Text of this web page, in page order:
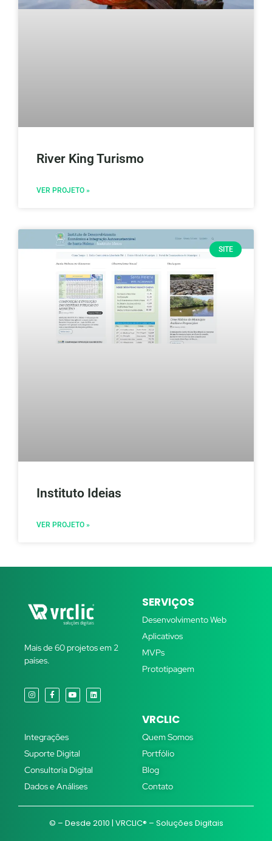
River King Turismo
VER PROJETO »
SITE
Instituto Ideias
VER PROJETO »
Mais de 60 projetos em 2
países.
SERVIÇOS
Desenvolvimento Web
Aplicativos
MVPs
Prototipagem
Integrações
Suporte Digital
Consultoria Digital
Dados e Análises
VRCLIC
Quem Somos
Portfólio
Blog
Contato
© – Desde 2010 | VRCLIC® – Soluções Digitais